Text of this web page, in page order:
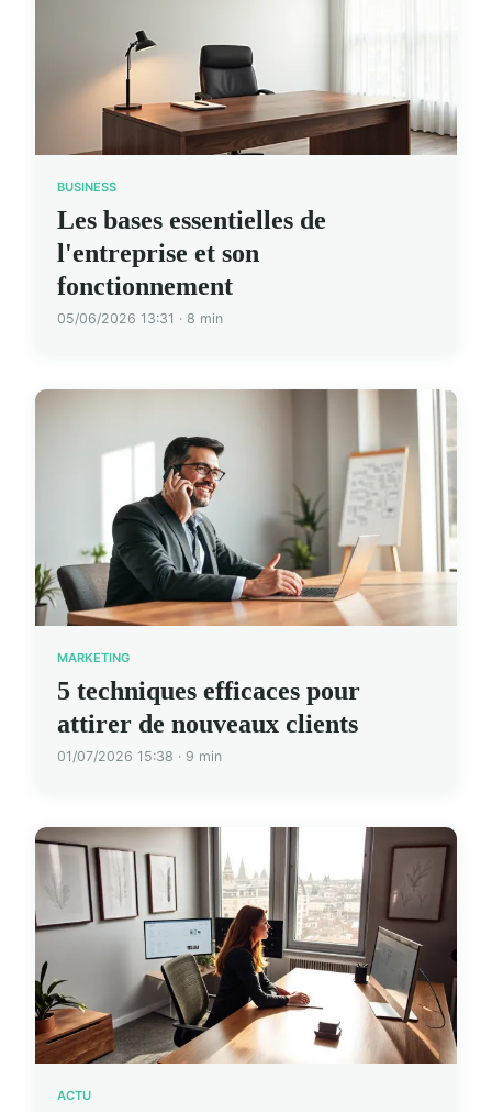
BUSINESS
Les bases essentielles de
l'entreprise et son
fonctionnement
05/06/2026 13:31 · 8 min
MARKETING
5 techniques efficaces pour
attirer de nouveaux clients
01/07/2026 15:38 · 9 min
ACTU